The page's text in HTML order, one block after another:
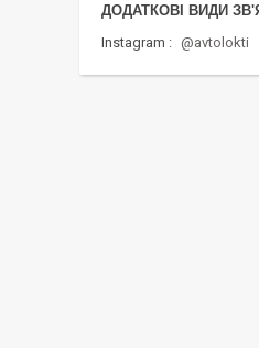
Instagram @avtolokti